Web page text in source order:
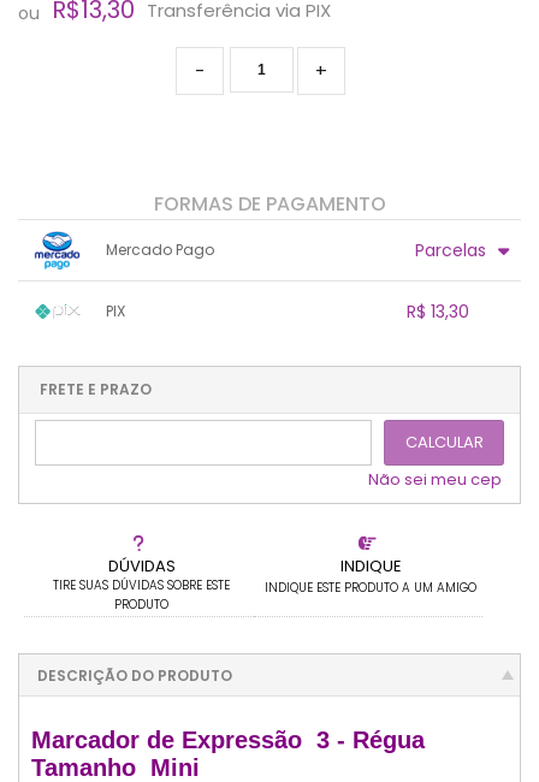
DÚVIDAS
TIRE SUAS DÚVIDAS SOBRE ESTE
PRODUTO
INDIQUE
INDIQUE ESTE PRODUTO A UM AMIGO
ou R$13,30 Transferência via PIX
+
-
FORMAS DE PAGAMENTO
Mercado Pago Parcelas
PIX R$ 13,30
...
....
FRETE E PRAZO
CALCULAR
Não sei meu cep
DESCRIÇÃO DO PRODUTO
Marcador de Expressão 3 - Régua
Tamanho Mini